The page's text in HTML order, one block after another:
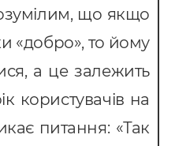
що якщо
«добро», то йому
а це залежить
користувачів на
питання: «Так